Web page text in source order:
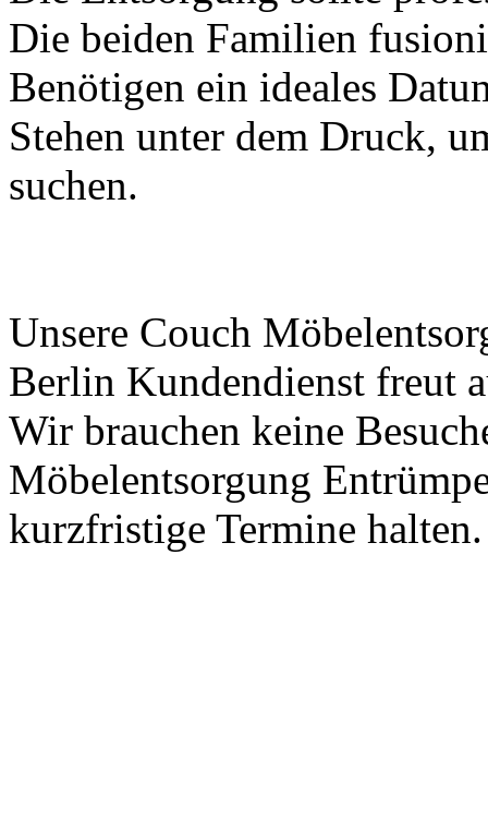
Die beiden Familien
Benötigen ein ideales
Stehen unter dem Druck,
suchen.
Unsere Couch
Berlin Kundendienst freut
Wir brauchen keine
Möbelentsorgung
kurzfristige Termine halten.